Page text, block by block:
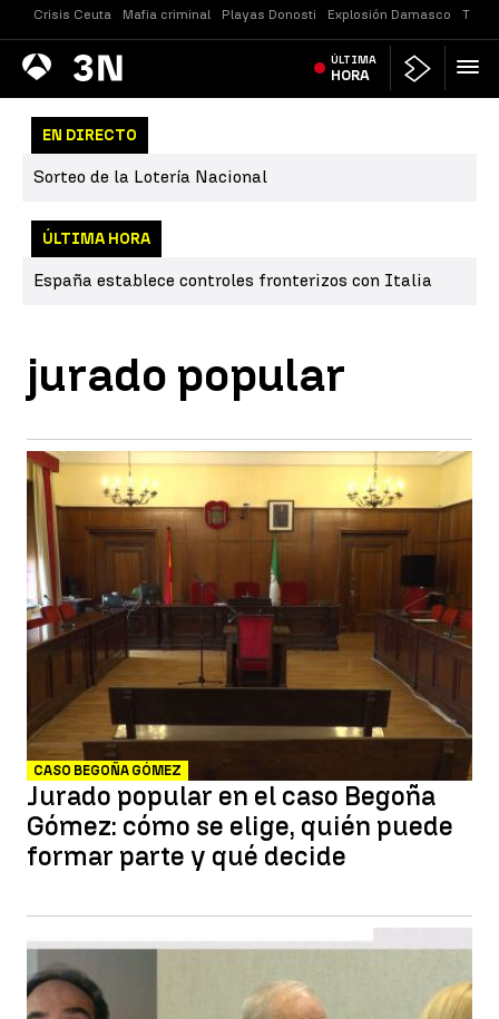
Crisis Ceuta Mafia criminal Playas Donosti Explosión Damasco
Antena
3 Noticias ÚLTIMA
HORA
EN DIRECTO
Sorteo de la Lotería Nacional
ÚLTIMA HORA
España establece controles fronterizos con Italia
jurado popular
CASO BEGOÑA GÓMEZ
Jurado popular en el caso Begoña
Gómez: cómo se elige, quién puede
formar parte y qué decide